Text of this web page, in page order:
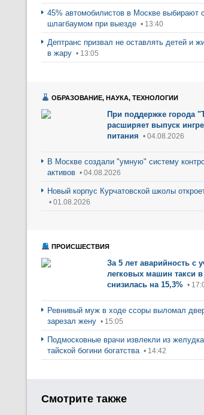
45% автомобилистов в Москве выбирают
шлагбаумом при выезде • 13:40
Дептранс призвал не оставлять детей и
в жару • 13:05
ОБРАЗОВАНИЕ, НАУКА, ТЕХНОЛОГИИ
При поддержке города
расширяет выпуск
питания • 04.08.2026
В Москве создали "умную" систему
активов • 04.08.2026
Новый корпус Курчатовской школы
• 01.08.2026
ПРОИСШЕСТВИЯ
За 5 лет аварийность с
легковых машин такси
снизилась на 15,3% •
Ревнивый муж в ходе ссоры выломал
зарезал жену • 15:05
Подмосковные врачи извлекли из
тайской богини богатства • 14:42
Смотрите также